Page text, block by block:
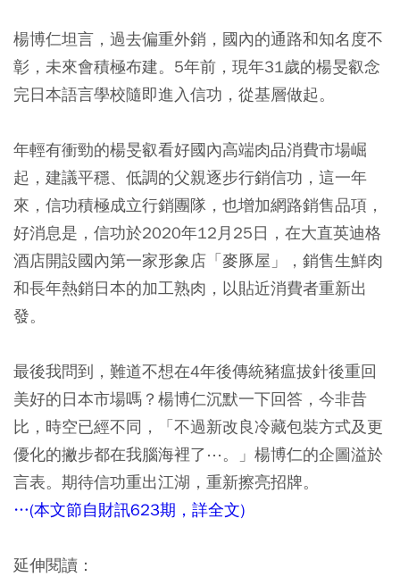
楊博仁坦言，過去偏重外銷，國內的通路和知名度不
彰，未來會積極布建。5年前，現年31歲的楊旻叡念
完日本語言學校隨即進入信功，從基層做起。
年輕有衝勁的楊旻叡看好國內高端肉品消費市場崛
起，建議平穩、低調的父親逐步行銷信功，這一年
來，信功積極成立行銷團隊，也增加網路銷售品項，
好消息是，信功於2020年12月25日，在大直英迪格
酒店開設國內第一家形象店「麥豚屋」，銷售生鮮肉
和長年熱銷日本的加工熟肉，以貼近消費者重新出
發。
最後我問到，難道不想在4年後傳統豬瘟拔針後重回
美好的日本市場嗎？楊博仁沉默一下回答，今非昔
比，時空已經不同，「不過新改良冷藏包裝方式及更
優化的撇步都在我腦海裡了⋯。」楊博仁的企圖溢於
言表。期待信功重出江湖，重新擦亮招牌。
…(本文節自財訊623期，詳全文)
延伸閱讀：